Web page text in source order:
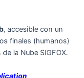
, accesible con un
finales (humanos)
la Nube SIGFOX.